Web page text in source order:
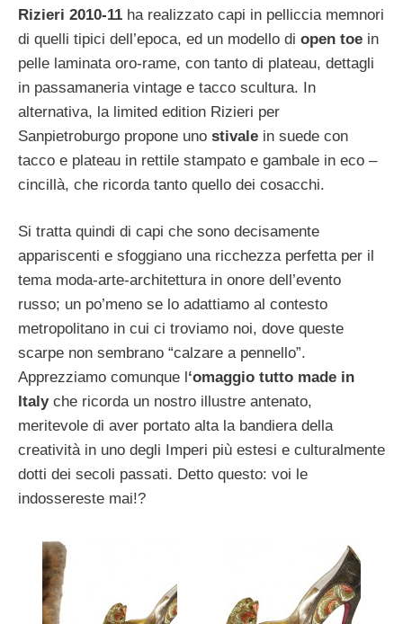
Rizieri 2010-11 ha realizzato capi in pelliccia memnori
di quelli tipici dell’epoca, ed un modello di open toe in
pelle laminata oro-rame, con tanto di plateau, dettagli
in passamaneria vintage e tacco scultura. In
alternativa, la limited edition Rizieri per
Sanpietroburgo propone uno stivale in suede con
tacco e plateau in rettile stampato e gambale in eco –
cincillà, che ricorda tanto quello dei cosacchi.
Si tratta quindi di capi che sono decisamente
appariscenti e sfoggiano una ricchezza perfetta per il
tema moda-arte-architettura in onore dell’evento
russo; un po’meno se lo adattiamo al contesto
metropolitano in cui ci troviamo noi, dove queste
scarpe non sembrano “calzare a pennello”.
Apprezziamo comunque l‘omaggio tutto made in
Italyche ricorda un nostro illustre antenato,
meritevole di aver portato alta la bandiera della
creatività in uno degli Imperi più estesi e culturalmente
dotti dei secoli passati. Detto questo: voi le
indossereste mai!?